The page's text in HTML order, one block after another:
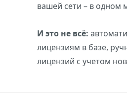
вашей сети – в одном
И это не всё:
лицензиям в базе,
лицензий с учетом